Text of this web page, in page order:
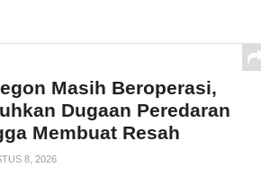
Masih Beroperasi,
Dugaan Peredaran
Membuat Resah
8, 2026